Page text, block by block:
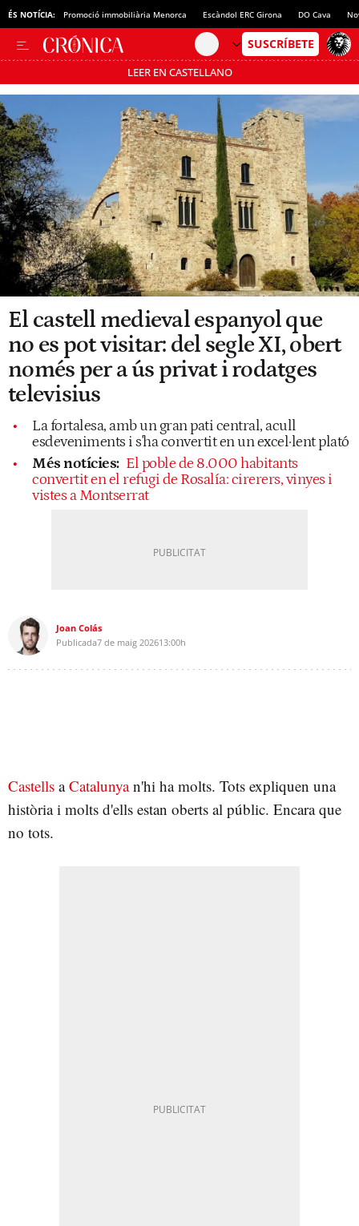
ÉS NOTÍCIA: Promoció immobiliària Menorca Escàndol ERC Girona DO Cava
LEER EN CASTELLANO
Passa’t al mode estalvi
El castell medieval espanyol que
no es pot visitar: del segle XI, obert
només per a ús privat i rodatges
televisius
La fortalesa, amb un gran pati central, acull
esdeveniments i s'ha convertit en un excel·lent plató
Més notícies: El poble de 8.000 habitants
convertit en el refugi de Rosalía: cirerers, vinyes i
vistes a Montserrat
Joan Colás
Publicada7 de maig 202613:00h
Castells aCatalunyan'hi ha molts. Tots expliquen una
història i molts d'ells estan oberts al públic. Encara que
no tots.